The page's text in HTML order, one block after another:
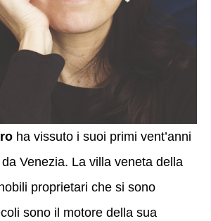
ha vissuto i suoi primi vent’anni
Venezia. La villa veneta della
proprietari che si sono
sono il motore della sua